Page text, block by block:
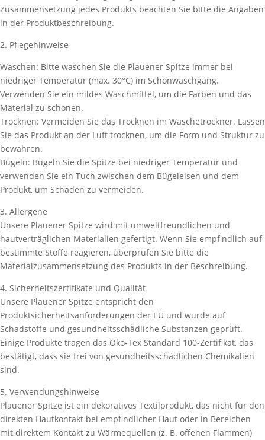
Zusammensetzung jedes Produkts beachten Sie bitte die Angaben
in der Produktbeschreibung.
2. Pflegehinweise
Waschen: Bitte waschen Sie die Plauener Spitze immer bei
niedriger Temperatur (max. 30°C) im Schonwaschgang.
Verwenden Sie ein mildes Waschmittel, um die Farben und das
Material zu schonen.
Trocknen: Vermeiden Sie das Trocknen im Wäschetrockner. Lassen
Sie das Produkt an der Luft trocknen, um die Form und Struktur zu
bewahren.
Bügeln: Bügeln Sie die Spitze bei niedriger Temperatur und
verwenden Sie ein Tuch zwischen dem Bügeleisen und dem
Produkt, um Schäden zu vermeiden.
3. Allergene
Unsere Plauener Spitze wird mit umweltfreundlichen und
hautverträglichen Materialien gefertigt. Wenn Sie empfindlich auf
bestimmte Stoffe reagieren, überprüfen Sie bitte die
Materialzusammensetzung des Produkts in der Beschreibung.
4. Sicherheitszertifikate und Qualität
Unsere Plauener Spitze entspricht den
Produktsicherheitsanforderungen der EU und wurde auf
Schadstoffe und gesundheitsschädliche Substanzen geprüft.
Einige Produkte tragen das Öko-Tex Standard 100-Zertifikat, das
bestätigt, dass sie frei von gesundheitsschädlichen Chemikalien
sind.
5. Verwendungshinweise
Plauener Spitze ist ein dekoratives Textilprodukt, das nicht für den
direkten Hautkontakt bei empfindlicher Haut oder in Bereichen
mit direktem Kontakt zu Wärmequellen (z. B. offenen Flammen)